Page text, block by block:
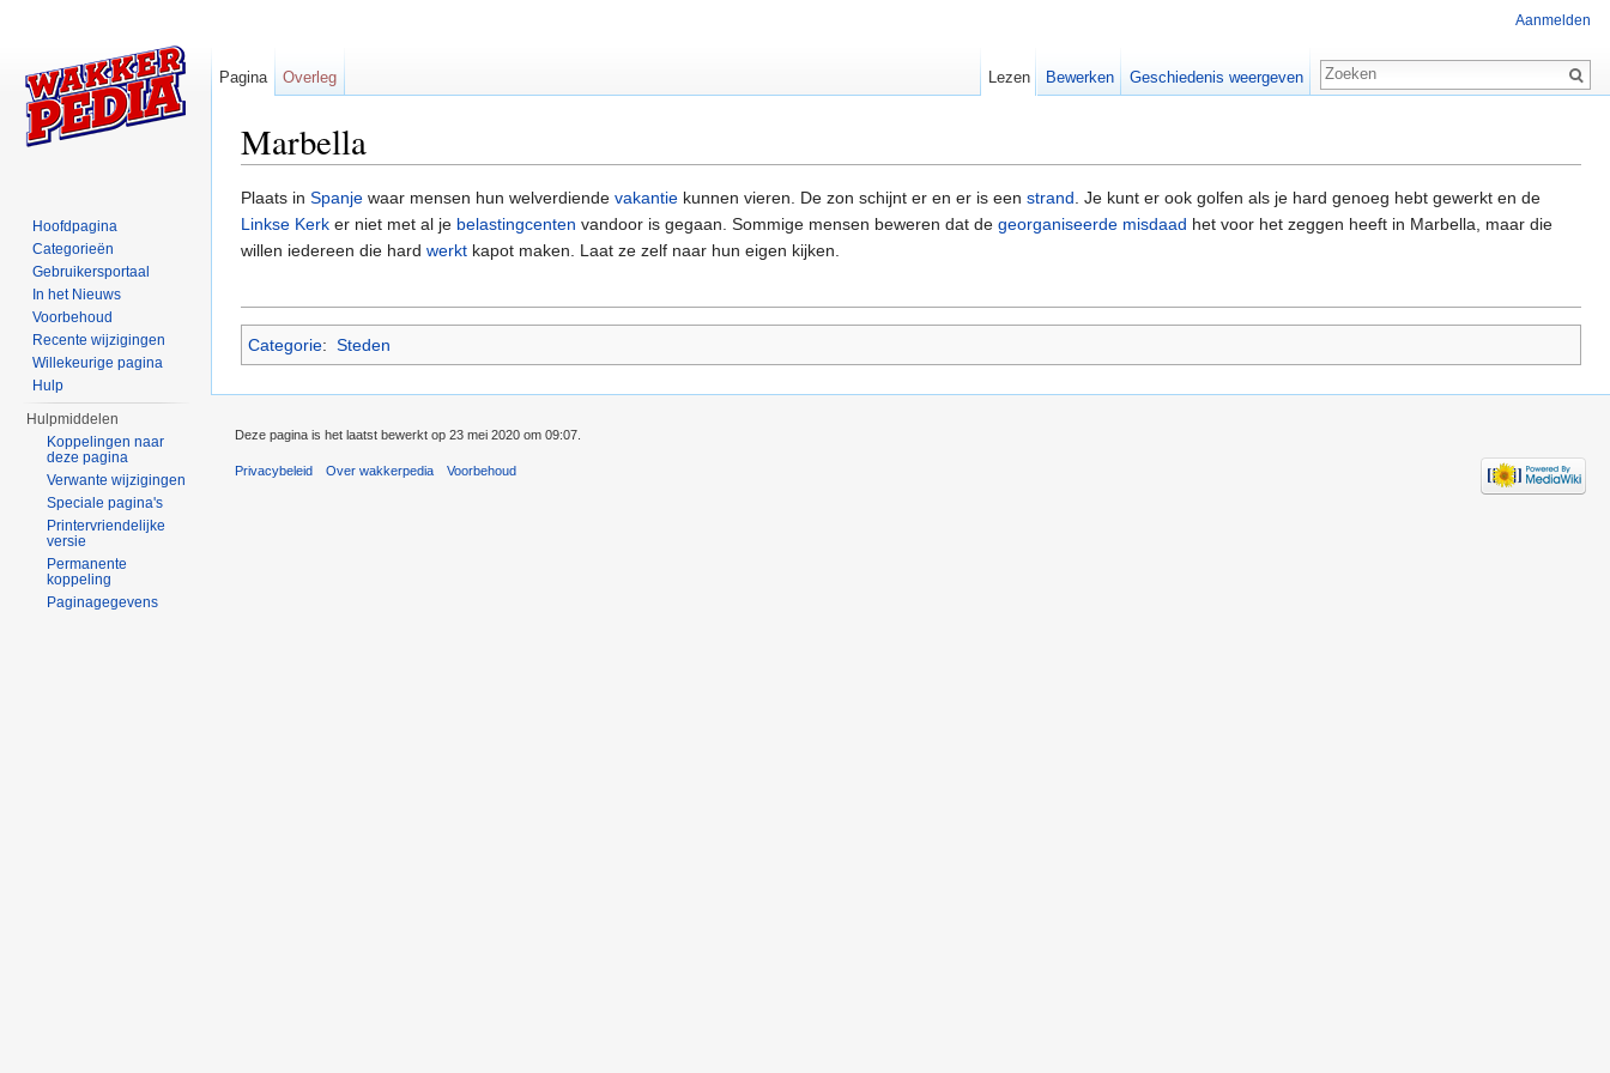
Marbella
Plaats in Spanje waar mensen hun welverdiende vakantie kunnen vieren. De zon schijnt er en er is een strand. Je kunt er ook golfen als je hard genoeg hebt gewerkt en de
Linkse Kerk er niet met al je belastingcenten vandoor is gegaan. Sommige mensen beweren dat de georganiseerde misdaad het voor het zeggen heeft in Marbella, maar die
willen iedereen die hard werkt kapot maken. Laat ze zelf naar hun eigen kijken.
Categorie: Steden
Aanmelden
Pagina Overleg Lezen Bewerken Geschiedenis weergeven
Hoofdpagina
Categorieën
Gebruikersportaal
In het Nieuws
Voorbehoud
Recente wijzigingen
Willekeurige pagina
Hulp
Hulpmiddelen
Koppelingen naar
deze pagina
Verwante wijzigingen
Speciale pagina's
Printervriendelijke
versie
Permanente
koppeling
Paginagegevens
Deze pagina is het laatst bewerkt op 23 mei 2020 om 09:07.
Privacybeleid Over wakkerpedia Voorbehoud